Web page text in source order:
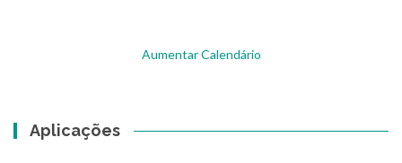
Aumentar Calendário
Aplicações